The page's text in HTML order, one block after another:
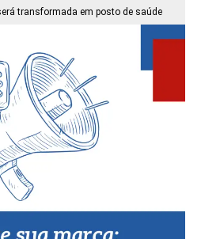
transformada em posto de saúde